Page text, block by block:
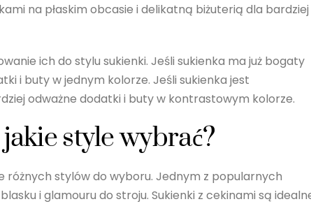
na płaskim obcasie i delikatną biżuterią dla bardziej
ich do stylu sukienki. Jeśli sukienka ma już bogaty
i buty w jednym kolorze. Jeśli sukienka jest
odważne dodatki i buty w kontrastowym kolorze.
style wybrać?
różnych stylów do wyboru. Jednym z popularnych
i glamouru do stroju. Sukienki z cekinami są